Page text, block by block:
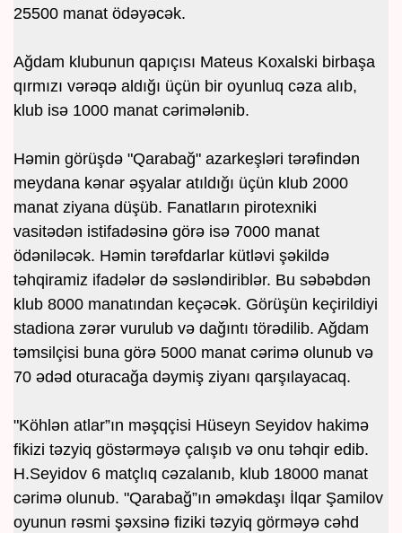
25500 manat ödəyəcək.
Ağdam klubunun qapıçısı Mateus Koxalski birbaşa
qırmızı vərəqə aldığı üçün bir oyunluq cəza alıb,
klub isə 1000 manat cərimələnib.
Həmin görüşdə "Qarabağ" azarkeşləri tərəfindən
meydana kənar əşyalar atıldığı üçün klub 2000
manat ziyana düşüb. Fanatların pirotexniki
vasitədən istifadəsinə görə isə 7000 manat
ödəniləcək. Həmin tərəfdarlar kütləvi şəkildə
təhqiramiz ifadələr də səsləndiriblər. Bu səbəbdən
klub 8000 manatından keçəcək. Görüşün keçirildiyi
stadiona zərər vurulub və dağıntı törədilib. Ağdam
təmsilçisi buna görə 5000 manat cərimə olunub və
70 ədəd oturacağa dəymiş ziyanı qarşılayacaq.
"Köhlən atlar”ın məşqçisi Hüseyn Seyidov hakimə
fikizi təzyiq göstərməyə çalışıb və onu təhqir edib.
H.Seyidov 6 matçlıq cəzalanıb, klub 18000 manat
cərimə olunub. "Qarabağ”ın əməkdaşı İlqar Şamilov
oyunun rəsmi şəxsinə fiziki təzyiq görməyə cəhd